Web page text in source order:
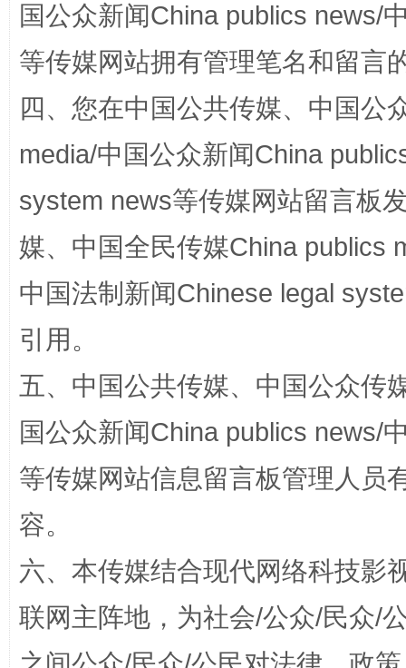
完善运行机制助力责任有效落实 一纸欠
东山县通报“牛蛙产品抗生素超标问题”
国公众新闻China publics news/
等传媒网站拥有管理笔名和留言
四、您在中国公共传媒、中国公
media/中国公众新闻China
system news等传媒网站留言板
媒、中国全民传媒China publics
中国法制新闻Chinese legal
引用。
五、中国公共传媒、中国公众传
国公众新闻China publics news/
等传媒网站信息留言板管理人员
容。
六、本传媒结合现代网络科技影
联网主阵地，为社会/公众/民众/